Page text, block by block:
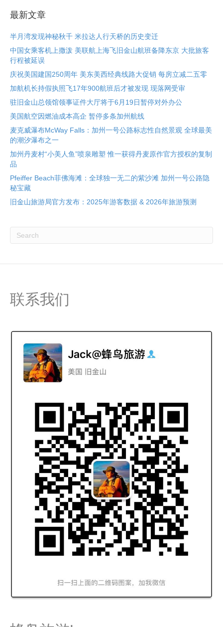
最新文章
半月湾发现神秘秋千 米拉达人行天桥的历史变迁
中国女乘客机上撒泼 美联航上海飞旧金山航班备降东京 大批旅客
行程被延误
庆祝美国建国250周年 美东美西经典线路大促销 每房立减二五零
加航机长持假执照飞17年900航班后才被发现 现落网受审
驻旧金山总领馆领事证件大厅将于6月19日暂停对外办公
美国航空因燃油成本高企 暂停多条加州航线
麦克威瀑布McWay Falls：加州一号公路标志性自然景观 全球最美
的潮汐瀑布之一
加州丹麦村“小美人鱼”喷泉雕塑 惟一获得丹麦原作官方授权的复制
品
Pfeiffer Beach菲佛海滩：全球独一无二的紫沙滩 加州一号公路隐
秘宝藏
旧金山旅游局官方发布：2025年游客数据 & 2026年旅游预测
联系我们